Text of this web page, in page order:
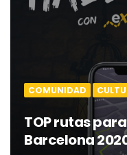
COMUNIDAD
TOP rutas
Barcelona